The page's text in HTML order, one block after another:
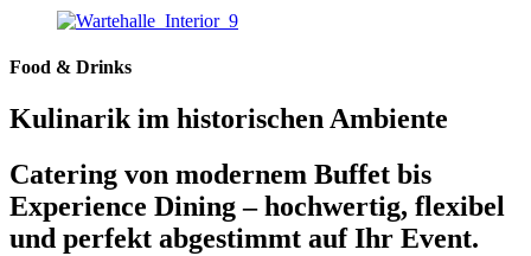
Food & Drinks
Kulinarik im historischen Ambiente
Catering von modernem Buffet bis
Experience Dining – hochwertig, flexibel
und perfekt abgestimmt auf Ihr Event.